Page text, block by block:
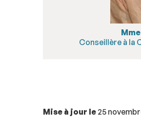
Conseillère à la
Mise à jour le 25